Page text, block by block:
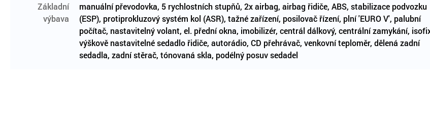
Základní
výbava
manuální převodovka, 5 rychlostních stupňů, 2x airbag, airbag řidiče, ABS, stabilizace podvozku
(ESP), protiprokluzový systém kol (ASR), tažné zařízení, posilovač řízení, plní 'EURO V', palubní
počítač, nastavitelný volant, el. přední okna, imobilizér, centrál dálkový, centrální zamykání,
výškově nastavitelné sedadlo řidiče, autorádio, CD přehrávač, venkovní teploměr, dělená zadní
sedadla, zadní stěrač, tónovaná skla, podélný posuv sedadel